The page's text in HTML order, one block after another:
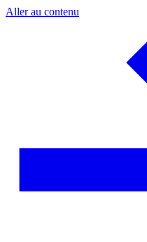
Aller au contenu